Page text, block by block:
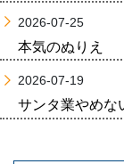
2026-07-25
本気のぬりえ
2026-07-19
サンタ業やめな